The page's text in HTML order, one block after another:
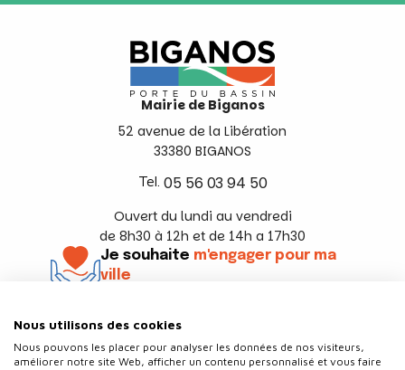
Mairie de Biganos
52 avenue de la Libération
33380 BIGANOS
Tel. 05 56 03 94 50
Ouvert du lundi au vendredi
de 8h30 à 12h et de 14h a 17h30
Je souhaite m'engager pour ma
ville
Nous utilisons des cookies
Nous pouvons les placer pour analyser les données de nos visiteurs,
améliorer notre site Web, afficher un contenu personnalisé et vous faire